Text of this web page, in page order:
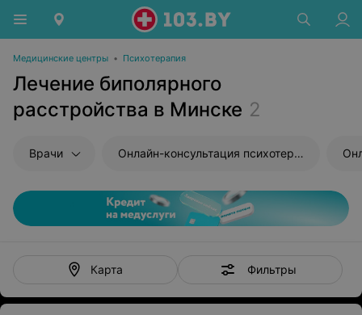
Медицинские центры • Психотерапия
Лечение биполярного
расстройства в Минске 2
Врачи Онлайн-консультация психотерапевта
Карта Фильтры